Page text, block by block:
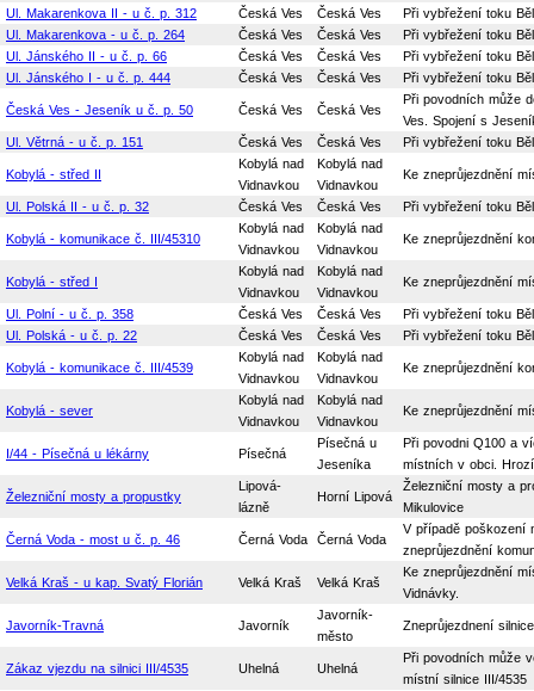
Ul. Makarenkova II - u č. p. 312
Česká Ves Česká Ves
Při vybřežení toku
Ul. Makarenkova - u č. p. 264
Česká Ves Česká Ves
Při vybřežení toku
Ul. Jánského II - u č. p. 66
Česká Ves Česká Ves
Při vybřežení toku
Ul. Jánského I - u č. p. 444
Česká Ves Česká Ves Při vybřežení toku
Česká Ves - Jeseník u č. p. 50 Česká Ves Česká Ves
Při povodních může
Ves. Spojení s
Ul. Větrná - u č. p. 151
Česká Ves Česká Ves Při vybřežení toku
Kobylá - střed II
Kobylá nad
Vidnavkou
Kobylá nad
Vidnavkou
Ke zneprůjezdnění
Ul. Polská II - u č. p. 32 Česká Ves Česká Ves Při vybřežení toku
Kobylá - komunikace č. III/45310
Kobylá nad
Vidnavkou
Kobylá nad
Vidnavkou
Ke zneprůjezdnění
Kobylá - střed I
Kobylá nad
Vidnavkou
Kobylá nad
Vidnavkou
Ke zneprůjezdnění
Ul. Polní - u č. p. 358 Česká Ves Česká Ves
Při vybřežení toku
Ul. Polská - u č. p. 22
Česká Ves Česká Ves Při vybřežení toku
Kobylá - komunikace č. III/4539
Kobylá nad
Vidnavkou
Kobylá nad
Vidnavkou
Ke zneprůjezdnění
Kobylá - sever
Kobylá nad
Vidnavkou
Kobylá nad
Vidnavkou
Ke zneprůjezdnění
I/44 - Písečná u lékárny Písečná
Písečná u
Jeseníka
Při povodni Q100 a
místních v obci.
Železniční mosty a propustky
Lipová-
lázně
Horní Lipová
Železniční mosty a
Mikulovice
Černá Voda - most u č. p. 46 Černá Voda Černá Voda
V případě poškození
zneprůjezdnění
Velká Kraš - u kap. Svatý Florián Velká Kraš Velká Kraš
Ke zneprůjezdnění
Vidnávky.
Javorník-Travná Javorník
Javorník-
město
Zneprůjezdnení
Zákaz vjezdu na silnici III/4535 Uhelná Uhelná
Při povodních může
místní silnice III/4535